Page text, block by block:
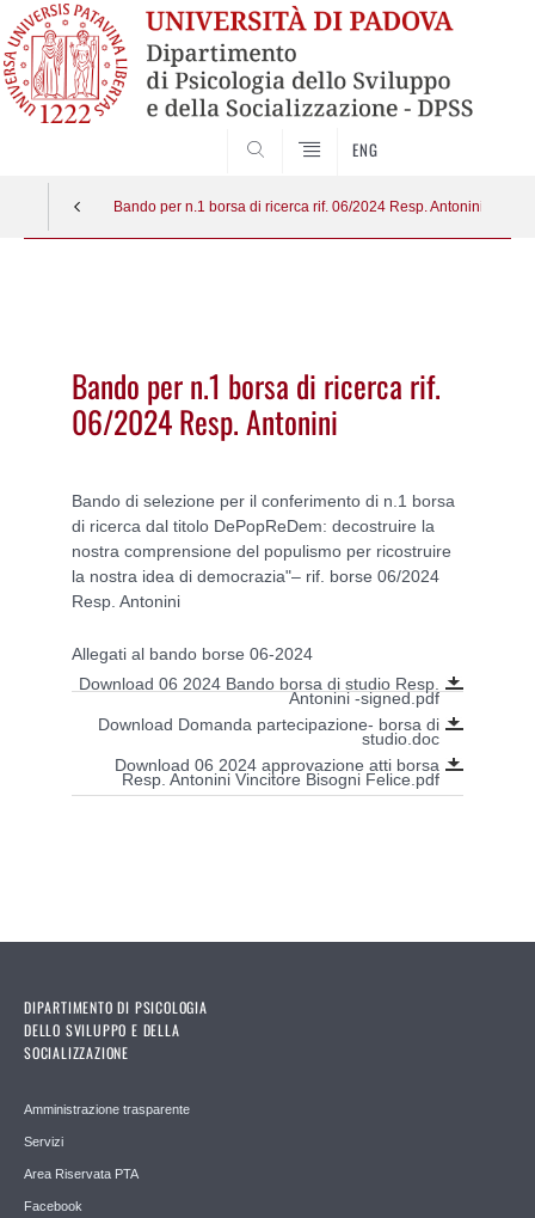
ENG
Bando per n.1 borsa di ricerca rif. 06/2024 Resp. Antonini
Bando per n.1 borsa di ricerca rif.
06/2024 Resp. Antonini
Bando di selezione per il conferimento di n.1 borsa
di ricerca dal titolo DePopReDem: decostruire la
nostra comprensione del populismo per ricostruire
la nostra idea di democrazia"– rif. borse 06/2024
Resp. Antonini
Allegati al bando borse 06-2024
Download 06 2024 Bando borsa di studio Resp.
Antonini -signed.pdf
Download Domanda partecipazione- borsa di
studio.doc
Download 06 2024 approvazione atti borsa
Resp. Antonini Vincitore Bisogni Felice.pdf
DIPARTIMENTO DI PSICOLOGIA
DELLO SVILUPPO E DELLA
SOCIALIZZAZIONE
Amministrazione trasparente
Servizi
Area Riservata PTA
Facebook